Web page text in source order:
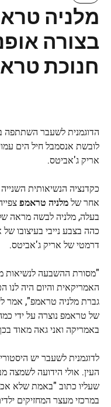
מלניה
בצורה
חנוכת
הדוגמנית לשעבר
לובשת אנסמבל חיל הים
אריק ג'אביטס.
כקדנציה הנשיאותית
אחר שלמלניה טראמפ
בעלה, מלניה לבשה מראה
כהה בצבע נייבי בעיצובו
דרמטי של אריק ג'אביטס.
"מסורת ההשבעה לנשיאות
האמריקאית והיום היה לנו
גברת מלניה טראמפ", אמר
של טראמפ נוצרה על ידי
באמריקה ואני גאה מאוד
לדוגמנית לשעבר יש
העין. אולי הידועה לשמצה
שעליו כתוב "באמת שלא
במרכזי מעצר המחזיקים